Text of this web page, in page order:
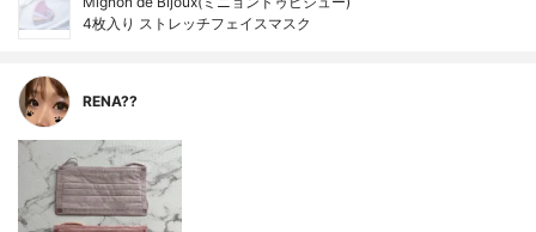
4枚入り ストレッチフェイスマスク
RENA??